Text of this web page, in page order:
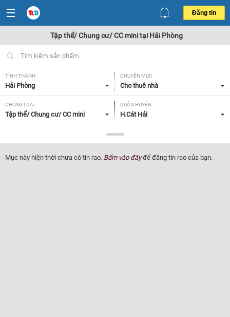
Đăng tin
Tập thể/ Chung cư/ CC mini tại Hải Phòng
TỈNH THÀNH
Hải Phòng
CHUYÊN MỤC
Cho thuê nhà
CHỦNG LOẠI
Tập thể/ Chung cư/ CC mini
QUẬN HUYỆN
H.Cát Hải
Tất cả
DIỆN TÍCH
Tất cả
SỐ PHÒNG NGỦ TIỆN ÍCH
Mục này hiện thời chưa có tin rao. Bấm vào đâyđể đăng tin rao của bạn.